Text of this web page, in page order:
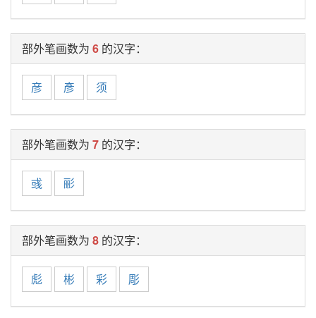
部外笔画数为 6 的汉字：
彦 彥 须
部外笔画数为 7 的汉字：
彧 彨
部外笔画数为 8 的汉字：
彪 彬 彩 彫